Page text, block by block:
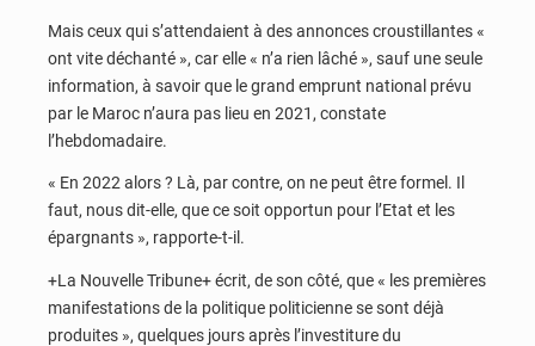
Mais ceux qui s’attendaient à des annonces croustillantes «
ont vite déchanté », car elle « n’a rien lâché », sauf une seule
information, à savoir que le grand emprunt national prévu
par le Maroc n’aura pas lieu en 2021, constate
l’hebdomadaire.
« En 2022 alors ? Là, par contre, on ne peut être formel. Il
faut, nous dit-elle, que ce soit opportun pour l’Etat et les
épargnants », rapporte-t-il.
+La Nouvelle Tribune+ écrit, de son côté, que « les premières
manifestations de la politique politicienne se sont déjà
produites », quelques jours après l’investiture du